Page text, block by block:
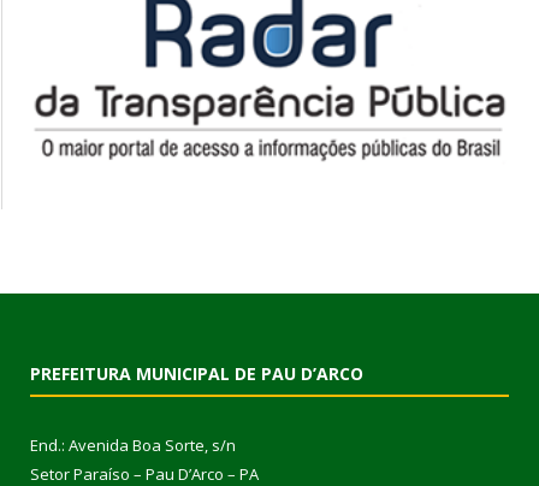
PREFEITURA MUNICIPAL DE PAU D’ARCO
End.: Avenida Boa Sorte, s/n
Setor Paraíso – Pau D’Arco – PA